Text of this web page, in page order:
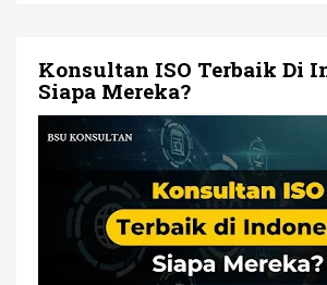
Konsultan ISO Terbaik Di
Siapa Mereka?